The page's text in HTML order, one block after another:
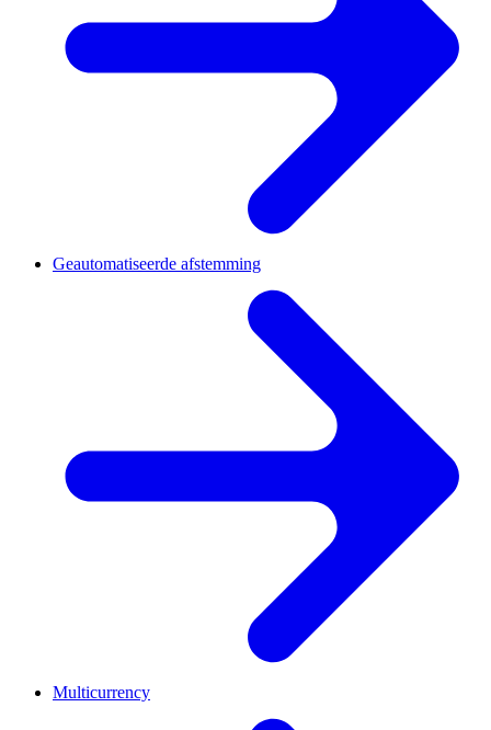
Geautomatiseerde afstemming
Multicurrency